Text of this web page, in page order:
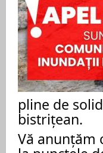
pline de
bistrițean.
Vă anunțăm